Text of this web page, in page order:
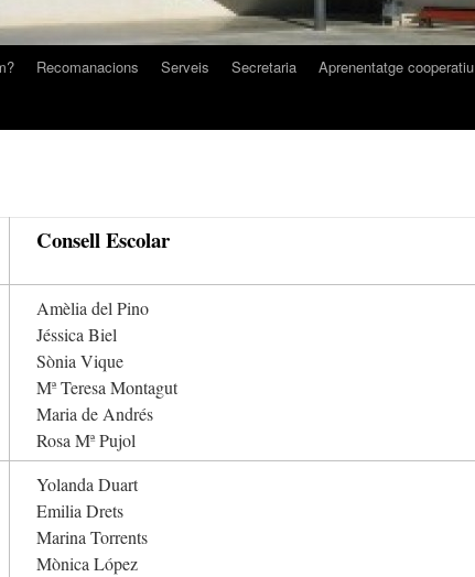
Recomanacions Serveis Secretaria Aprenentatge cooperatiu
Consell Escolar
Amèlia del Pino
Jéssica Biel
Sònia Vique
Mª Teresa Montagut
Maria de Andrés
Rosa Mª Pujol
Yolanda Duart
Emilia Drets
Marina Torrents
Mònica López